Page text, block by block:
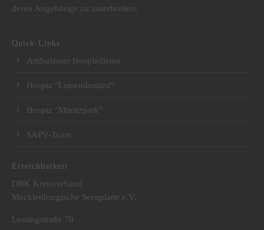
deren Angehörige zu unterbreiten.
Quick-Links
Ambulanter Hospizdienst
Hospiz "Luisendomizil"
Hospiz "Müritzpark"
SAPV-Team
Erreichbarkeit
DRK Kreisverband
Mecklenburgische Seenplatte e.V.
Lessingstraße 70